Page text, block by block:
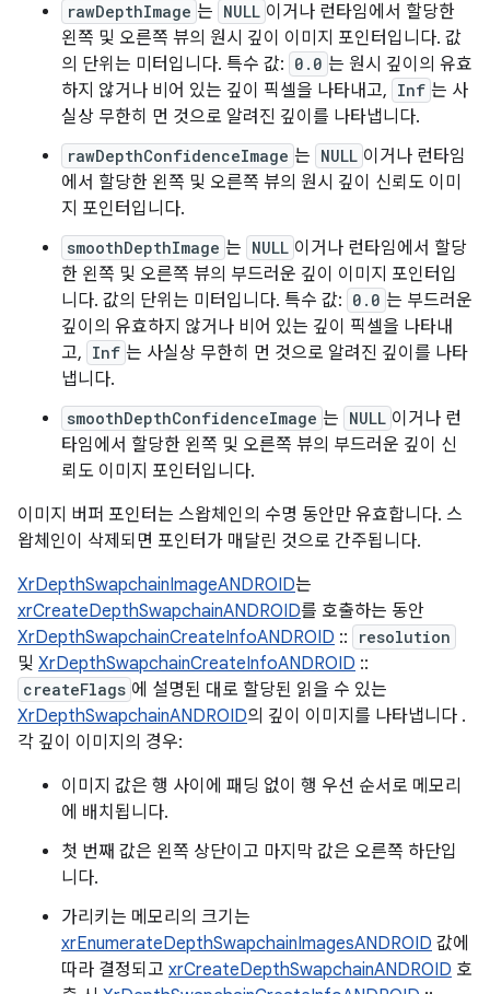
rawDepthImage 는 NULL 이거나 런타임에서 할당한
왼쪽 및 오른쪽 뷰의 원시 깊이 이미지 포인터입니다. 값
의 단위는 미터입니다. 특수 값: 0.0 는 원시 깊이의 유효
하지 않거나 비어 있는 깊이 픽셀을 나타내고, Inf 는 사
실상 무한히 먼 것으로 알려진 깊이를 나타냅니다.
rawDepthConfidenceImage 는 NULL 이거나 런타임
에서 할당한 왼쪽 및 오른쪽 뷰의 원시 깊이 신뢰도 이미
지 포인터입니다.
smoothDepthImage 는 NULL 이거나 런타임에서 할당
한 왼쪽 및 오른쪽 뷰의 부드러운 깊이 이미지 포인터입
니다. 값의 단위는 미터입니다. 특수 값: 0.0 는 부드러운
깊이의 유효하지 않거나 비어 있는 깊이 픽셀을 나타내
고, Inf 는 사실상 무한히 먼 것으로 알려진 깊이를 나타
냅니다.
smoothDepthConfidenceImage 는 NULL 이거나 런
타임에서 할당한 왼쪽 및 오른쪽 뷰의 부드러운 깊이 신
뢰도 이미지 포인터입니다.
이미지 버퍼 포인터는 스왑체인의 수명 동안만 유효합니다. 스
왑체인이 삭제되면 포인터가 매달린 것으로 간주됩니다.
XrDepthSwapchainImageANDROID는
xrCreateDepthSwapchainANDROID를 호출하는 동안
XrDepthSwapchainCreateInfoANDROID :: resolution
및 XrDepthSwapchainCreateInfoANDROID ::
createFlags 에 설명된 대로 할당된 읽을 수 있는
XrDepthSwapchainANDROID의 깊이 이미지를 나타냅니다 .
각 깊이 이미지의 경우:
이미지 값은 행 사이에 패딩 없이 행 우선 순서로 메모리
에 배치됩니다.
첫 번째 값은 왼쪽 상단이고 마지막 값은 오른쪽 하단입
니다.
가리키는 메모리의 크기는
xrEnumerateDepthSwapchainImagesANDROID 값에
따라 결정되고 xrCreateDepthSwapchainANDROID 호